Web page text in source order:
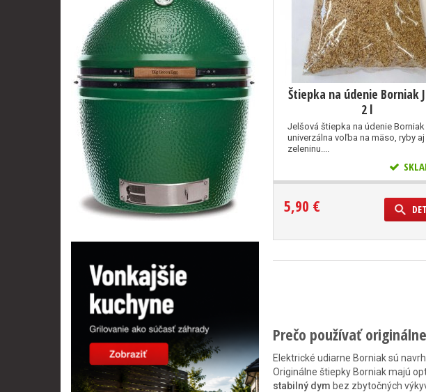
Štiepka na údenie Borniak
2 l
Jelšová štiepka na údenie Borniak
univerzálna voľba na mäso, ryby aj
zeleninu....
5,90 €
Prečo používať
Elektrické udiarne Borniak sú
Originálne štiepky Borniak majú
stabilný dym bez zbytočných